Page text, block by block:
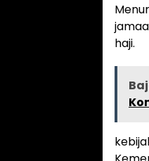
haji.